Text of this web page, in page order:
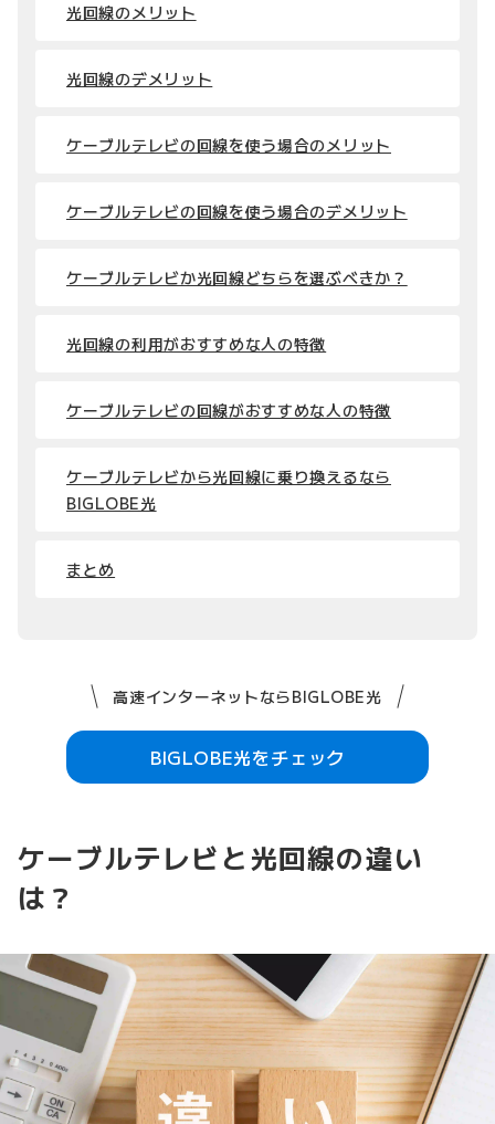
光回線のメリット
光回線のデメリット
ケーブルテレビの回線を使う場合のメリット
ケーブルテレビの回線を使う場合のデメリット
ケーブルテレビか光回線どちらを選ぶべきか？
光回線の利用がおすすめな人の特徴
ケーブルテレビの回線がおすすめな人の特徴
ケーブルテレビから光回線に乗り換えるなら
BIGLOBE光
まとめ
高速インターネットならBIGLOBE光
BIGLOBE光をチェック
ケーブルテレビと光回線の違い
は？